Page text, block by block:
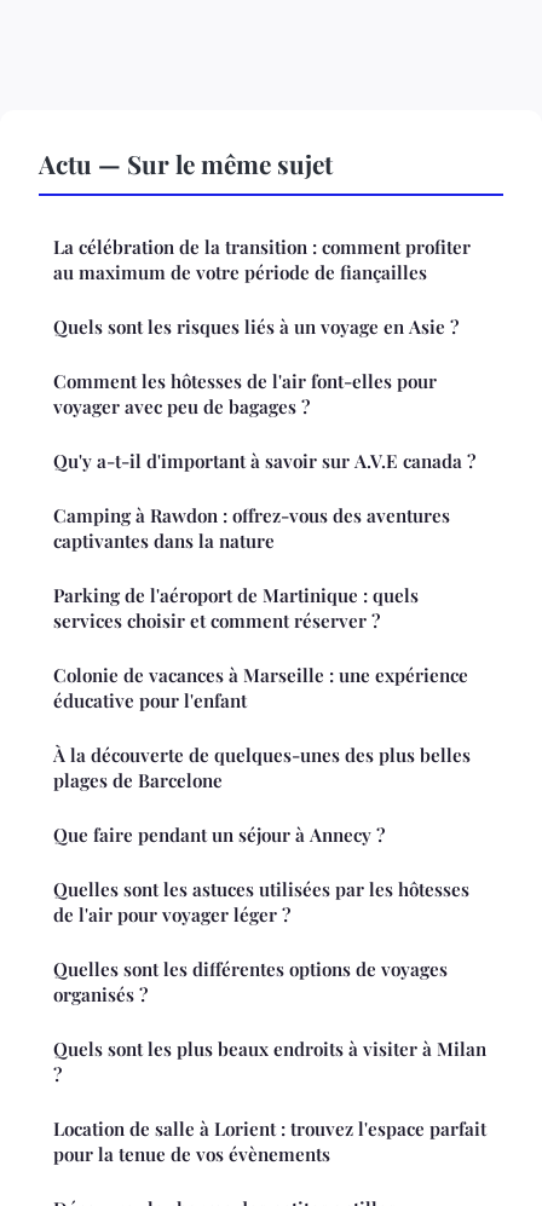
Actu — Sur le même sujet
La célébration de la transition : comment profiter
au maximum de votre période de fiançailles
Quels sont les risques liés à un voyage en Asie ?
Comment les hôtesses de l'air font-elles pour
voyager avec peu de bagages ?
Qu'y a-t-il d'important à savoir sur A.V.E canada ?
Camping à Rawdon : offrez-vous des aventures
captivantes dans la nature
Parking de l'aéroport de Martinique : quels
services choisir et comment réserver ?
Colonie de vacances à Marseille : une expérience
éducative pour l'enfant
À la découverte de quelques-unes des plus belles
plages de Barcelone
Que faire pendant un séjour à Annecy ?
Quelles sont les astuces utilisées par les hôtesses
de l'air pour voyager léger ?
Quelles sont les différentes options de voyages
organisés ?
Quels sont les plus beaux endroits à visiter à Milan
?
Location de salle à Lorient : trouvez l'espace parfait
pour la tenue de vos évènements